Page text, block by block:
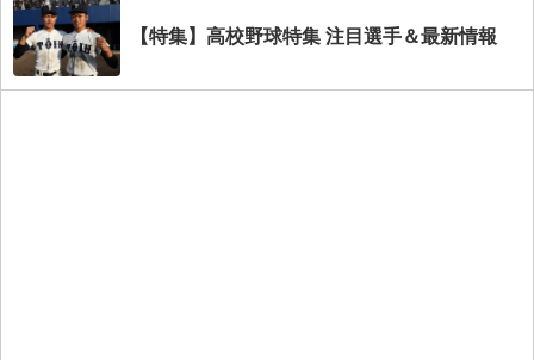
【特集】高校野球特集 注目選手＆最新情報